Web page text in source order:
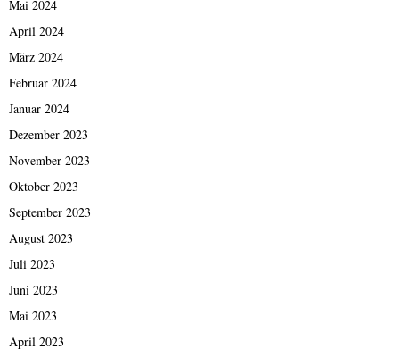
Mai 2024
April 2024
März 2024
Februar 2024
Januar 2024
Dezember 2023
November 2023
Oktober 2023
September 2023
August 2023
Juli 2023
Juni 2023
Mai 2023
April 2023